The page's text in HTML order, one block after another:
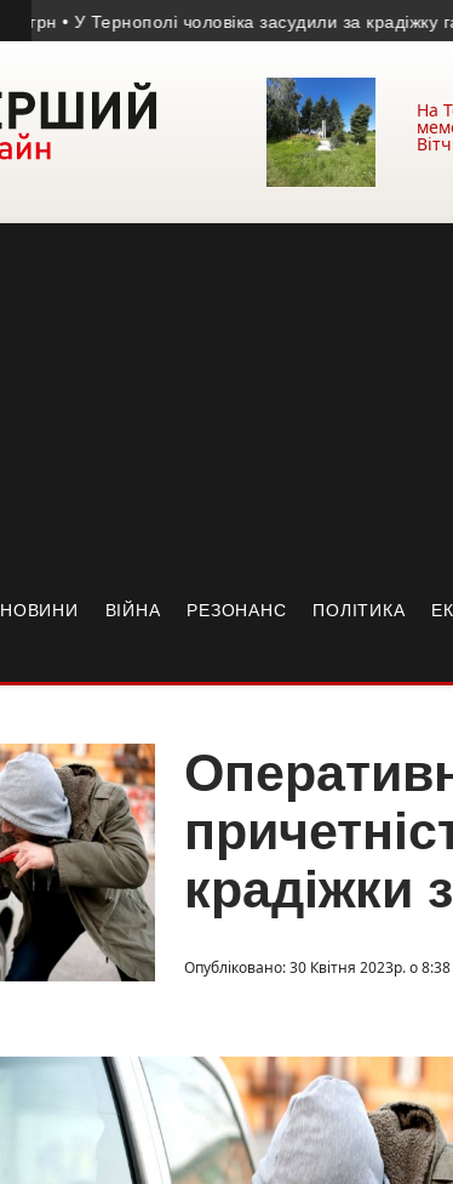
• У Тернополі чоловіка засудили за крадіжку газу •
На
НОВИНИ ВІЙНА РЕЗОНАНС ПОЛІТИКА
крадіжки
Опубліковано: 30 Квітня 2023р. о 8:38